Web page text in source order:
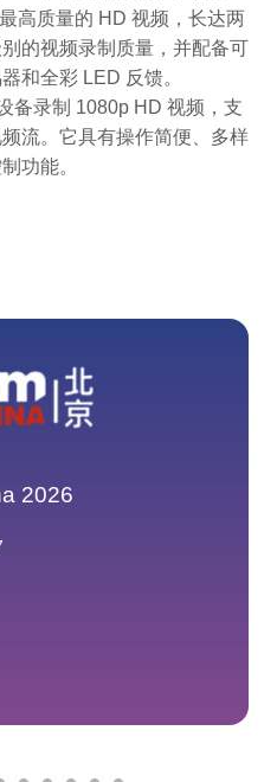
高质量的 HD 视频，长达两
的视频录制质量，并配备可
和全彩 LED 反馈。
备录制 1080p HD 视频，支
流。它具有操作简便、多样
功能。
2026